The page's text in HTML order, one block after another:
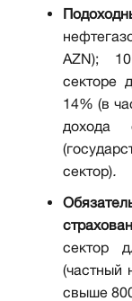
AZN);
секторе
14% (в
дохода
сектор).
сектор
(частный
свыше